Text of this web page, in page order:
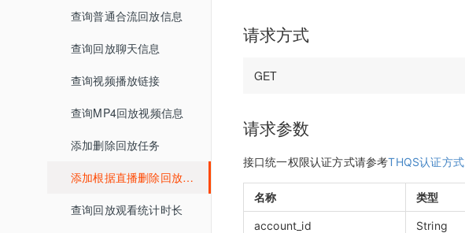
密钥管理
回调配置
用量统计
服务概览
流量统计
空间统计
音频转写
云课堂时长统计
回放重制
权限管理
子用户管理
操作记录
已删用户
查询直播间登录链接
查询直播间自动登录链接
关闭直播间
开始直播
结束直播
查询直播间列表
切换合流布局
查询普通合流回放信息
查询回放聊天信息
查询视频播放链接
查询MP4回放视频信息
添加删除回放任务
添加根据直播删除回放任务
查询回放观看统计时长
请求方式
请求参数
接口统一权限认证方式请参考THQS认证方式
名称 类型
account_id String